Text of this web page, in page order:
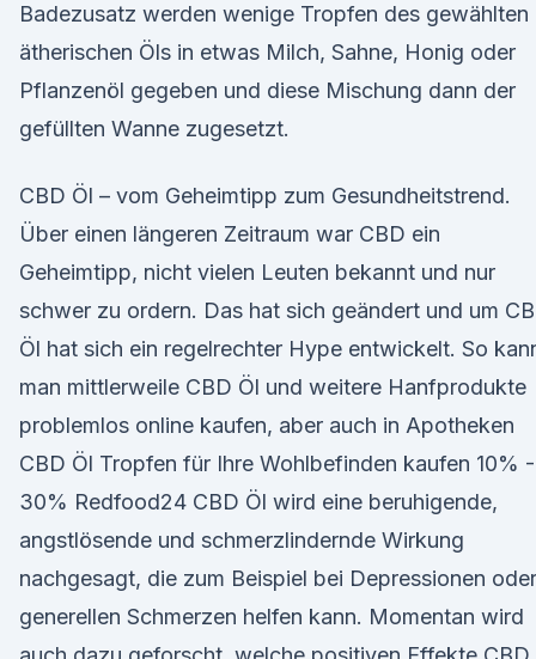
Badezusatz werden wenige Tropfen des gewählten
ätherischen Öls in etwas Milch, Sahne, Honig oder
Pflanzenöl gegeben und diese Mischung dann der
gefüllten Wanne zugesetzt.
CBD Öl – vom Geheimtipp zum Gesundheitstrend.
Über einen längeren Zeitraum war CBD ein
Geheimtipp, nicht vielen Leuten bekannt und nur
schwer zu ordern. Das hat sich geändert und um
Öl hat sich ein regelrechter Hype entwickelt. So
man mittlerweile CBD Öl und weitere Hanfprodukte
problemlos online kaufen, aber auch in Apotheken
CBD Öl Tropfen für Ihre Wohlbefinden kaufen 10% -
30% Redfood24 CBD Öl wird eine beruhigende,
angstlösende und schmerzlindernde Wirkung
nachgesagt, die zum Beispiel bei Depressionen oder
generellen Schmerzen helfen kann. Momentan wird